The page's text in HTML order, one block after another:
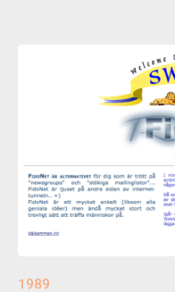
1989